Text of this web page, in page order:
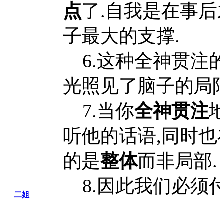
二姐
点了.自我是在事
子最大的支撑.
6.这种全神贯注
光照见了脑子的局
7.当你全神贯注
听他的话语,同时
的是整体而非局部.
8.因此我们必须